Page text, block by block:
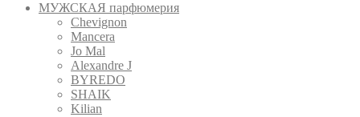
МУЖСКАЯ парфюмерия
Chevignon
Mancera
Jo Mal
Alexandre J
BYREDO
SHAIK
Kilian